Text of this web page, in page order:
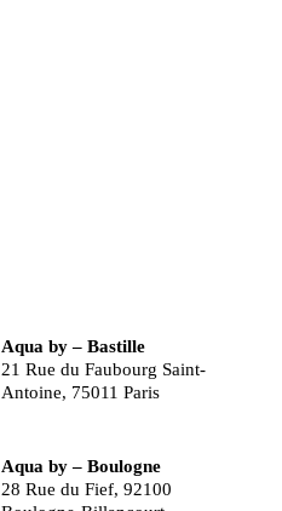
Aqua by – Bastille
21 Rue du Faubourg Saint-
Antoine, 75011 Paris
Aqua by – Boulogne
28 Rue du Fief, 92100